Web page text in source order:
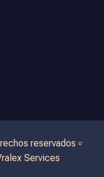
reservados ৹
Services